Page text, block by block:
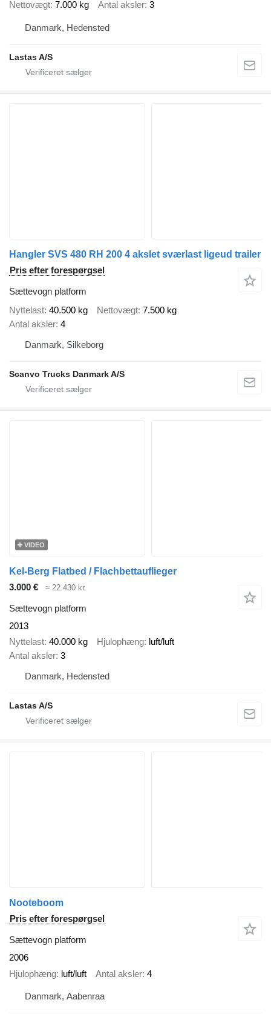
Nettovægt 7.000 kg Antal aksler 3
Danmark, Hedensted
Lastas A/S
Hangler SVS 480 RH 200 4 akslet sværlast ligeud trailer
Pris efter forespørgsel
Sættevogn platform
Nyttelast 40.500 kg Nettovægt 7.500 kg
Antal aksler 4
Danmark, Silkeborg
Scanvo Trucks Danmark A/S
VIDEO
Kel-Berg Flatbed / Flachbettauflieger
3.000 €
≈ 22.430 kr.
Sættevogn platform
2013
Nyttelast 40.000 kg Hjulophæng luft/luft
Antal aksler 3
Danmark, Hedensted
Lastas A/S
Nooteboom
Pris efter forespørgsel
Sættevogn platform
2006
Hjulophæng luft/luft Antal aksler 4
Danmark, Aabenraa